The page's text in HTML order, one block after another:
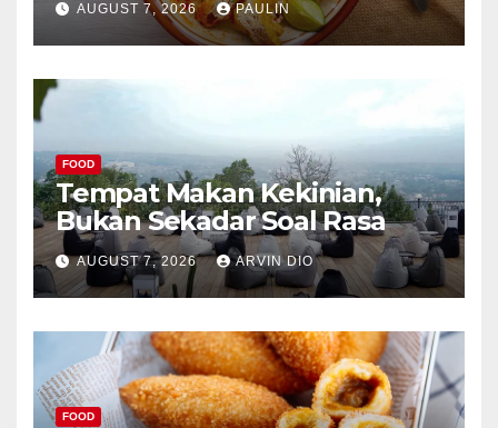
AUGUST 7, 2026 PAULIN
FOOD
Tempat Makan Kekinian,
Bukan Sekadar Soal Rasa
AUGUST 7, 2026 ARVIN DIO
FOOD